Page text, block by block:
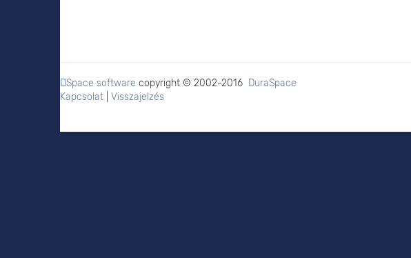
DSpace software copyright © 2002-2016 DuraSpace
Kapcsolat
Visszajelzés